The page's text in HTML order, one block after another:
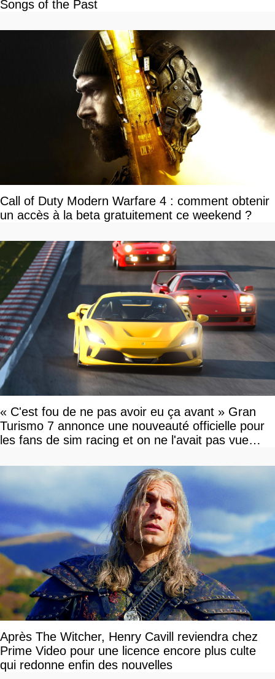
Songs of the Past
Call of Duty Modern Warfare 4 : comment obtenir
un accès à la beta gratuitement ce weekend ?
« C'est fou de ne pas avoir eu ça avant » Gran
Turismo 7 annonce une nouveauté officielle pour
les fans de sim racing et on ne l'avait pas vue
Après The Witcher, Henry Cavill reviendra chez
Prime Video pour une licence encore plus culte
qui redonne enfin des nouvelles